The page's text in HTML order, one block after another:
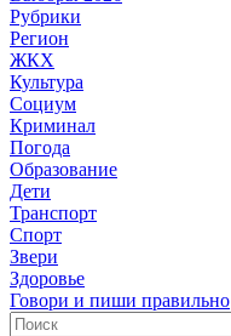
Рубрики
Регион
ЖКХ
Культура
Социум
Криминал
Погода
Образование
Дети
Транспорт
Спорт
Звери
Здоровье
Говори и пиши правильно